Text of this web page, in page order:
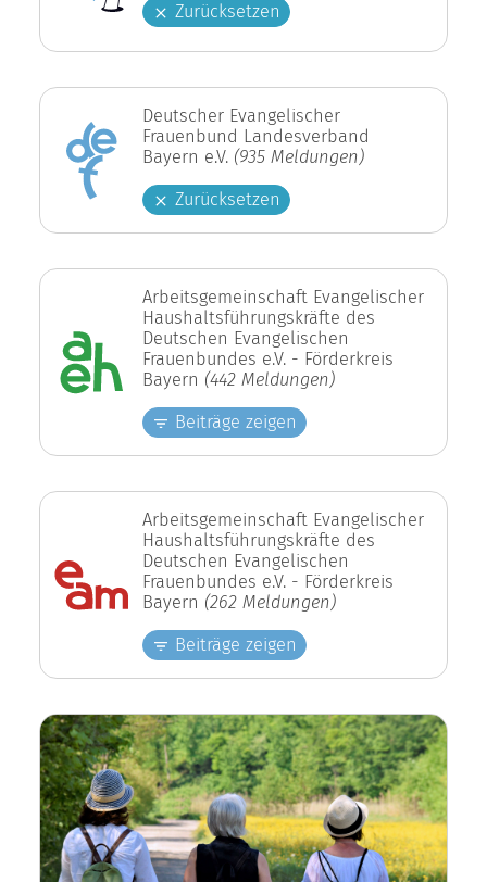
Zurücksetzen
Deutscher Evangelischer
Frauenbund Landesverband
Bayern e.V. (935 Meldungen)
Zurücksetzen
Arbeitsgemeinschaft Evangelischer
Haushaltsführungskräfte des
Deutschen Evangelischen
Frauenbundes e.V. - Förderkreis
Bayern (442 Meldungen)
Beiträge zeigen
Arbeitsgemeinschaft Evangelischer
Haushaltsführungskräfte des
Deutschen Evangelischen
Frauenbundes e.V. - Förderkreis
Bayern (262 Meldungen)
Beiträge zeigen